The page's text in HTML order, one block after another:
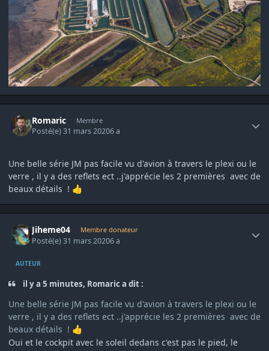
Romaric Membre
Posté(e)31 mars 20206 a
Une belle série JM pas facile vu d'avion à travers le plexi ou le
verre , il y a des reflets ect ..j'apprécie les 2 premières avec de
beaux détails ! 👍
Jiheme04 Membre donateur
Posté(e)31 mars 20206 a
AUTEUR
il y a 5 minutes, Romaric a dit :
Une belle série JM pas facile vu d'avion à travers le plexi ou le
verre , il y a des reflets ect ..j'apprécie les 2 premières avec de
beaux détails ! 👍
Oui et le cockpit avec le soleil dedans c'est pas le pied, le